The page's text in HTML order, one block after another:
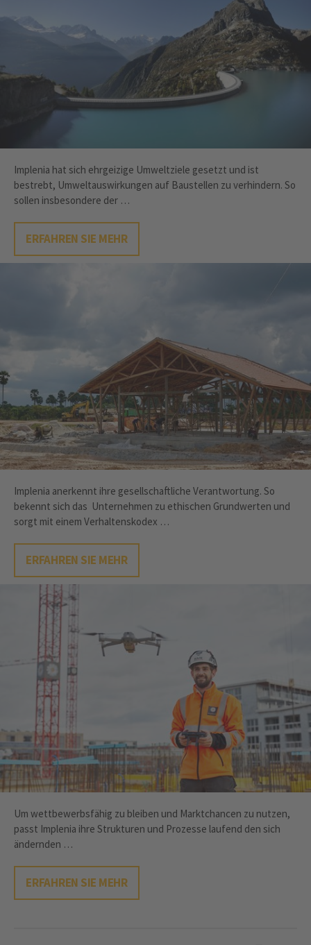
Implenia hat sich ehrgeizige Umweltziele gesetzt und ist
bestrebt, Umwelt­auswirkungen auf Baustellen zu verhindern. So
sollen insbesondere der …
ERFAHREN SIE MEHR
Implenia anerkennt ihre gesellschaftliche Verantwortung. So
bekennt sich das Unternehmen zu ethischen Grundwerten und
sorgt mit einem Verhaltenskodex …
ERFAHREN SIE MEHR
Um wettbewerbsfähig zu bleiben und Marktchancen zu nutzen,
passt Implenia ihre Strukturen und Prozesse laufend den sich
ändernden …
ERFAHREN SIE MEHR